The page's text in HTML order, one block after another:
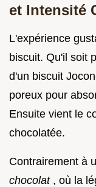
et Intensité
L'expérience
biscuit. Qu'il soit
d'un biscuit
poreux pour
Ensuite vient le
chocolatée.
Contrairement à
chocolat , où la